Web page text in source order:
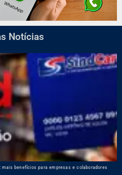
Notícias
mais benefícios para empresas e colaboradores